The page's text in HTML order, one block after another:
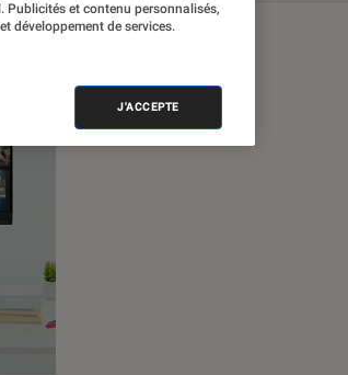
Publicités et contenu personnalisés,
développement de services.
J'ACCEPTE